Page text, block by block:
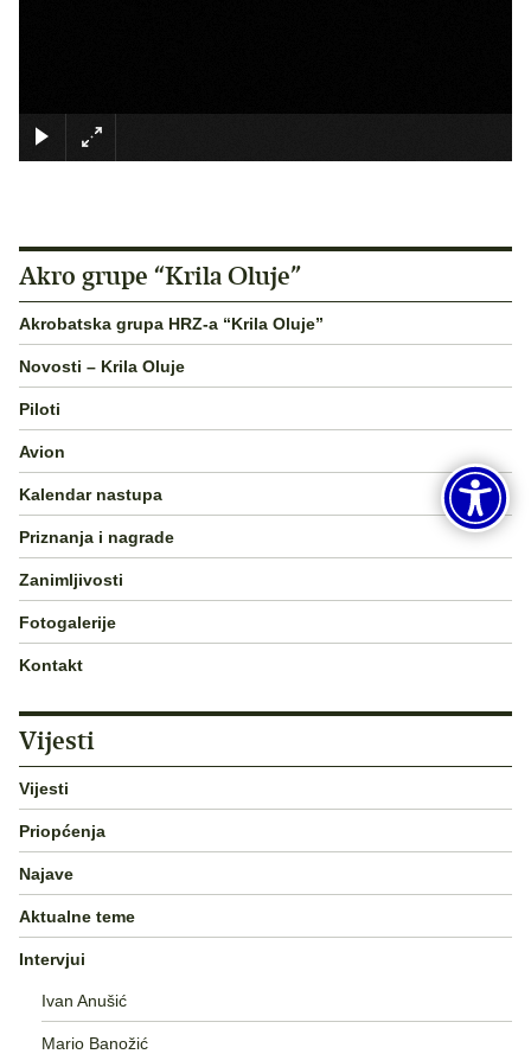
Akro grupe “Krila Oluje”
Akrobatska grupa HRZ-a “Krila Oluje”
Novosti – Krila Oluje
Piloti
Avion
Kalendar nastupa
Priznanja i nagrade
Zanimljivosti
Fotogalerije
Kontakt
Vijesti
Vijesti
Priopćenja
Najave
Aktualne teme
Intervjui
Ivan Anušić
Mario Banožić